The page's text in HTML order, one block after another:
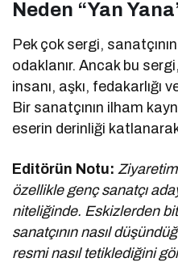
Neden “Yan
Pek çok sergi,
odaklanır. Ancak bu
insanı, aşkı, fedakarlığı
Bir sanatçının ilham
eserin derinliği
Editörün Notu:
özellikle genç sanatçı
niteliğinde. Eskizlerden
sanatçının nasıl
resmi nasıl tetiklediğini